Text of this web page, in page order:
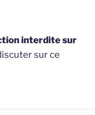
interdite sur
sur ce